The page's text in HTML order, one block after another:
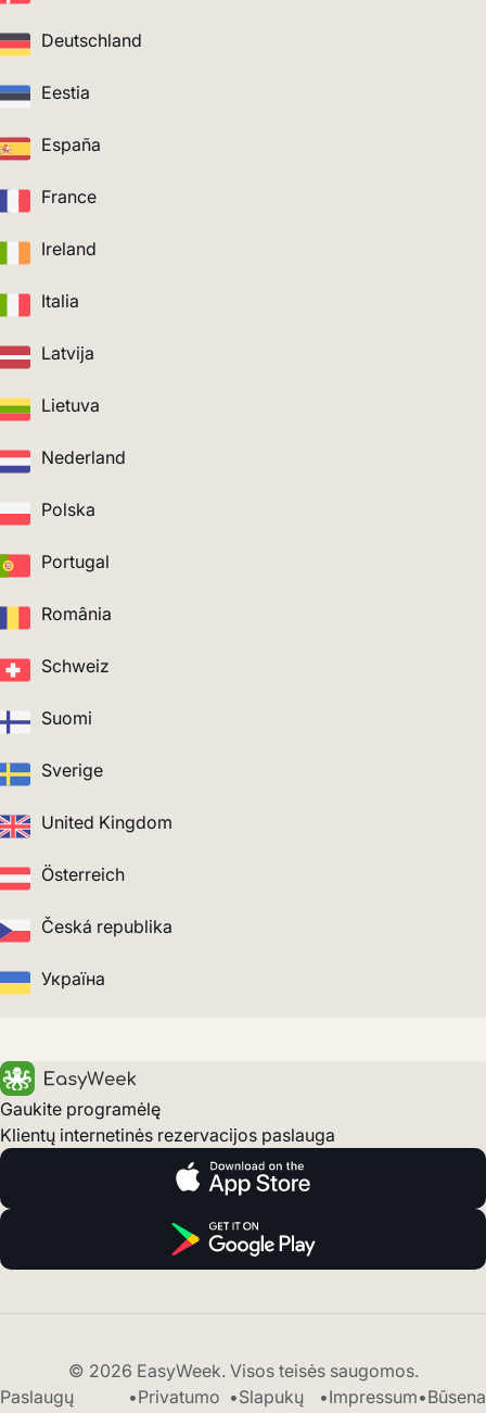
Deutschland
Eestia
España
France
Ireland
Italia
Latvija
Lietuva
Nederland
Polska
Portugal
România
Schweiz
Suomi
Sverige
United Kingdom
Österreich
Česká republika
Україна
Gaukite programėlę
Klientų internetinės rezervacijos paslauga
© 2026 EasyWeek. Visos teisės saugomos.
Paslaugų
•Privatumo •Slapukų
•Impressum•Būsena